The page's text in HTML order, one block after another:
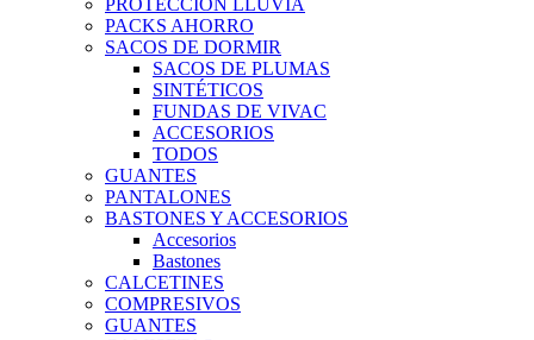
PROTECCIÓN LLUVIA
PACKS AHORRO
SACOS DE DORMIR
SACOS DE PLUMAS
SINTÉTICOS
FUNDAS DE VIVAC
ACCESORIOS
TODOS
GUANTES
PANTALONES
BASTONES Y ACCESORIOS
Accesorios
Bastones
CALCETINES
COMPRESIVOS
GUANTES